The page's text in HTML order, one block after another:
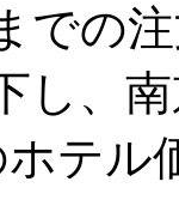
での
し、
テル